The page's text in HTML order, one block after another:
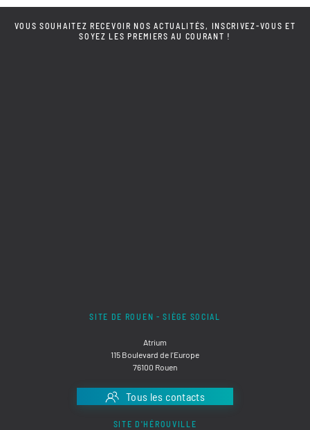
VOUS SOUHAITEZ RECEVOIR NOS ACTUALITÉS, INSCRIVEZ-VOUS ET
SOYEZ LES PREMIERS AU COURANT !
SITE DE ROUEN - SIÈGE SOCIAL
Atrium
115 Boulevard de l'Europe
76100 Rouen
Tous les contacts
SITE D'HÉROUVILLE